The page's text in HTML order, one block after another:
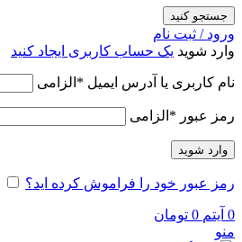
جستجو کنید
ورود / ثبت نام
وارد شوید یک حساب کاربری ایجاد کنید
نام کاربری یا آدرس ایمیل * الزامی
رمز عبور * الزامی
وارد شوید
رمز عبور خود را فراموش کرده اید؟
0 آیتم 0 تومان
منو